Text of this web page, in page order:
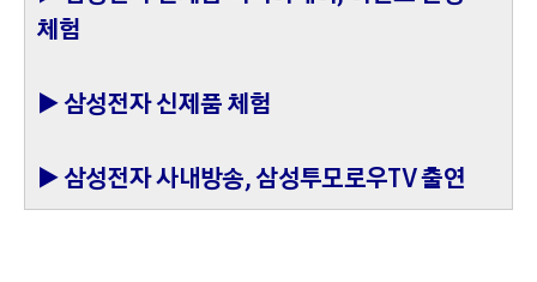
체험
▶ 삼성전자 신제품 체험
▶ 삼성전자 사내방송, 삼성투모로우TV 출연